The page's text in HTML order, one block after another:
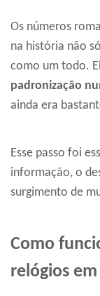
Os números
na história não
como um todo.
padronização
ainda era
Esse passo foi
informação, o
surgimento de
Como
relógios